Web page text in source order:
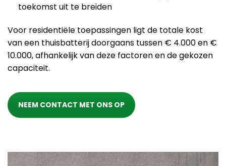
toekomst uit te breiden
Voor residentiële toepassingen ligt de totale kost
van een thuisbatterij doorgaans tussen € 4.000 en €
10.000, afhankelijk van deze factoren en de gekozen
capaciteit.
NEEM CONTACT MET ONS OP